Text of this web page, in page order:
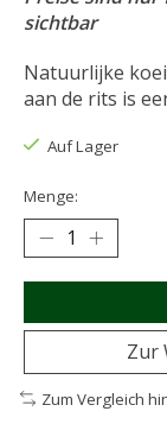
sichtbar
Natuurlijke
aan de rits is
Auf Lager
Menge:
Zur
Zum Vergleich